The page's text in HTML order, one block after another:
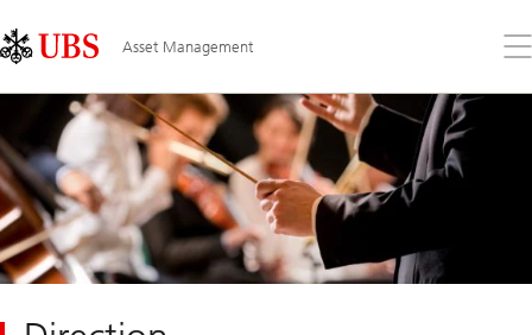
Links
Area
Asset Management
le